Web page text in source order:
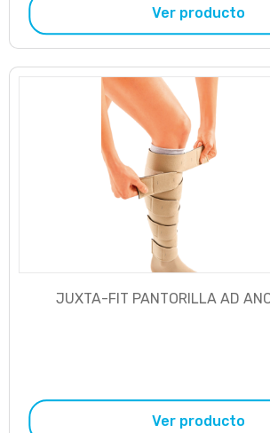
Ver producto
JUXTA-FIT PANTORILLA AD
Ver producto